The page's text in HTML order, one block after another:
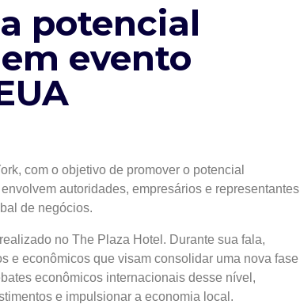
potencial
evento
com o objetivo de promover o potencial
autoridades, empresários e representantes
de negócios.
no The Plaza Hotel. Durante sua fala,
e econômicos que visam consolidar uma nova fase
econômicos internacionais desse nível,
e impulsionar a economia local.